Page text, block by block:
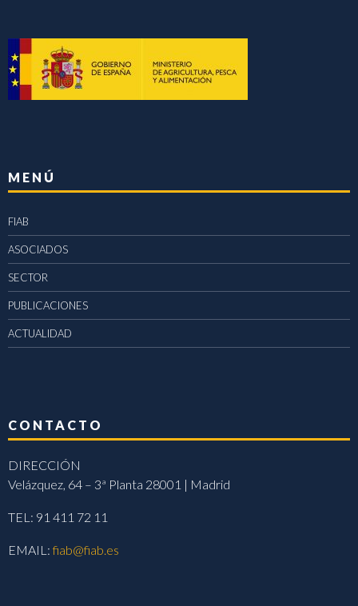
MENÚ
FIAB
ASOCIADOS
SECTOR
PUBLICACIONES
ACTUALIDAD
CONTACTO
DIRECCIÓN
Velázquez, 64 – 3ª Planta 28001 | Madrid
TEL: 91 411 72 11
EMAIL:fiab@fiab.es